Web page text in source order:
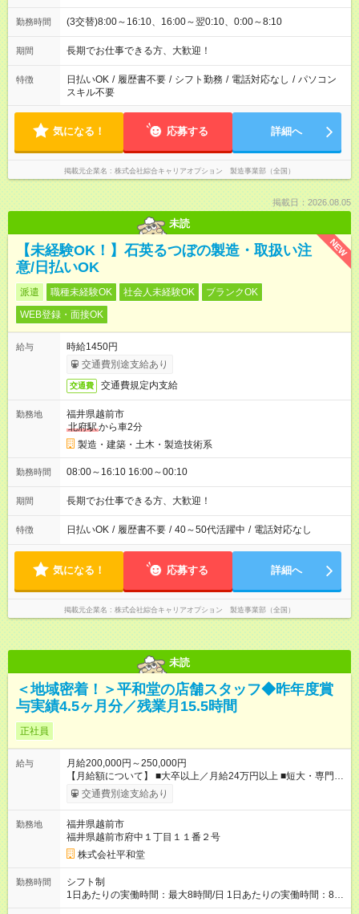
勤務時間 (3交替)8:00～16:10、16:00～翌0:10、0:00～8:10
期間 長期でお仕事できる方、大歓迎！
特徴 日払いOK / 履歴書不要 / シフト勤務 / 電話対応なし / パソコン
スキル不要
気になる！ 応募する 詳細へ
掲載元企業名 株式会社綜合キャリアオプション 製造事業部（全国）
掲載日：2026.08.05
未読
NEW
【未経験OK！】石英るつぼの製造・取扱い注
意/日払いOK
派遣 職種未経験OK 社会人未経験OK
ブランクOK
WEB登録・面接OK
給与
時給1450円
交通費別途支給あり
交通費 交通費規定内支給
勤務地
福井県越前市
北府駅から車2分
製造・建築・土木・製造技術系
勤務時間 08:00～16:10 16:00～00:10
期間 長期でお仕事できる方、大歓迎！
特徴 日払いOK / 履歴書不要 / 40～50代活躍中 / 電話対応なし
気になる！ 応募する 詳細へ
掲載元企業名 株式会社綜合キャリアオプション 製造事業部（全国）
未読
＜地域密着！＞平和堂の店舗スタッフ◆昨年度賞
与実績4.5ヶ月分／残業月15.5時間
正社員
給与
月給200,000円～250,000円
【月給額について】 ■大卒以上／月給24万円以上 ■短大・専門卒
／月給21万5000円以上 ■高卒／月給20万円以上 ◎経験やスキル
を考慮、相談の上で決定します。 ◎別途、年2回の賞与（昨年度
は、時間外手当を全額支給します。 ・・・・・・・・・・・
【年収例】 380万円／担当者（月給22万円＋賞与） 500万円／
主任（月給30万円＋賞与）★中途入社最短半年もしくは1年で主
任昇格！ 710万円／次長・バイヤー（月給38万円＋賞与＋職責
手当） 870万円／店長・課長（月給53万円+職責手当） 【試用
期間】試用期間あり 試用期間の長さ：2ヶ月 雇用形態、給与は
交通費別途支給あり
勤務地
福井県越前市
福井県越前市府中１丁目１１番２号
株式会社平和堂
勤務時間
シフト制
1日あたりの実働時間：最大8時間/日 1日あたりの実働時間：8時
間 ＝＝シフト例＝＝ ◆8：00～17：00 ◆10：00～19：00